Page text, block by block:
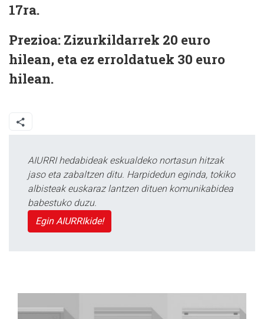
17ra.
Prezioa: Zizurkildarrek 20 euro
hilean, eta ez erroldatuek 30 euro
hilean.
AIURRI hedabideak eskualdeko nortasun hitzak
jaso eta zabaltzen ditu. Harpidedun eginda, tokiko
albisteak euskaraz lantzen dituen komunikabidea
babestuko duzu.
Egin AIURRIkide!